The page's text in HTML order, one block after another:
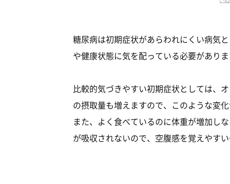
糖尿病は初期症状があらわれにくい病気
や健康状態に気を配っている必要があり
比較的気づきやすい初期症状としては、
の摂取量も増えますので、このような変
また、よく食べているのに体重が増加し
が吸収されないので、空腹感を覚えやす